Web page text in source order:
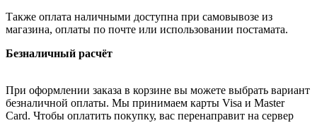
Также оплата наличными доступна при самовывозе из
магазина, оплаты по почте или использовании постамата.
Безналичный расчёт
При оформлении заказа в корзине вы можете выбрать вариант
безналичной оплаты. Мы принимаем карты Visa и Master
Card. Чтобы оплатить покупку, вас перенаправит на сервер